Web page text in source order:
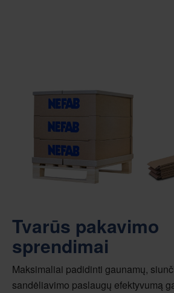
Tvarūs pakavimo
sprendimai
Maksimaliai padidinti gaunamų,
sandėliavimo paslaugų efektyvumą